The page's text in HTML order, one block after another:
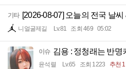
기타 [2026-08-07] 오늘의 전국 날씨
니얼굴제길 Lv.81 조회 469 05:02
이슈 김용 : 정청래는 반명
윤석렬 Lv.65 조회 1223 추천 1